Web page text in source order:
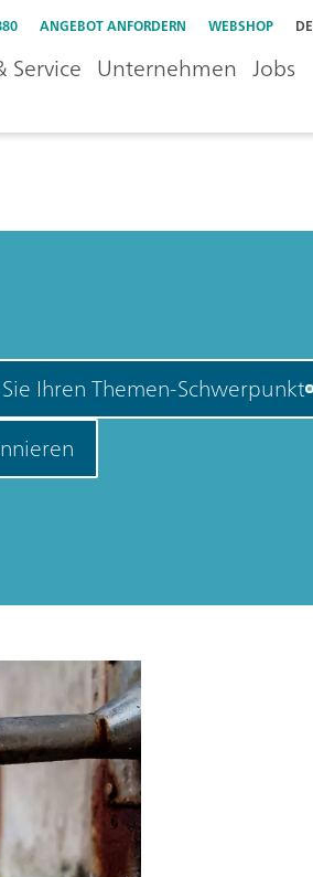
ANGEBOT ANFORDERN WEBSHOP DE
Service Unternehmen Jobs
Ihren Themen-Schwerpunkt